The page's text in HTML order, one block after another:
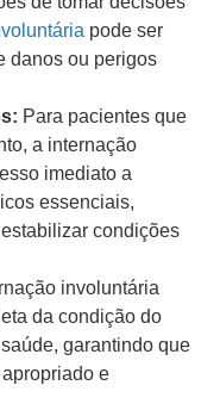
pode ser
danos ou perigos
Para pacientes que
a internação
imediato a
essenciais,
condições
involuntária
da condição do
garantindo que
e